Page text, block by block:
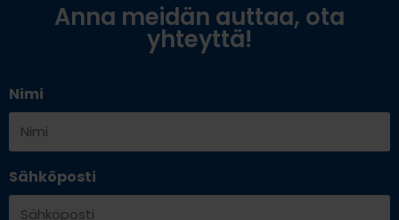
Anna meidän auttaa, ota
yhteyttä!
Nimi
Sähköposti